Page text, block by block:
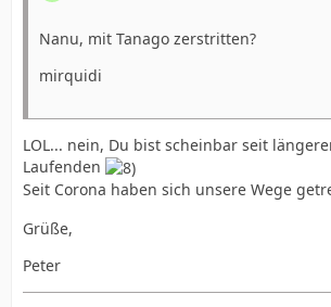
Nanu, mit Tanago zerstritten?
mirquidi
LOL... nein, Du bist scheinbar seit
Laufenden
Seit Corona haben sich unsere Wege
Grüße,
Peter